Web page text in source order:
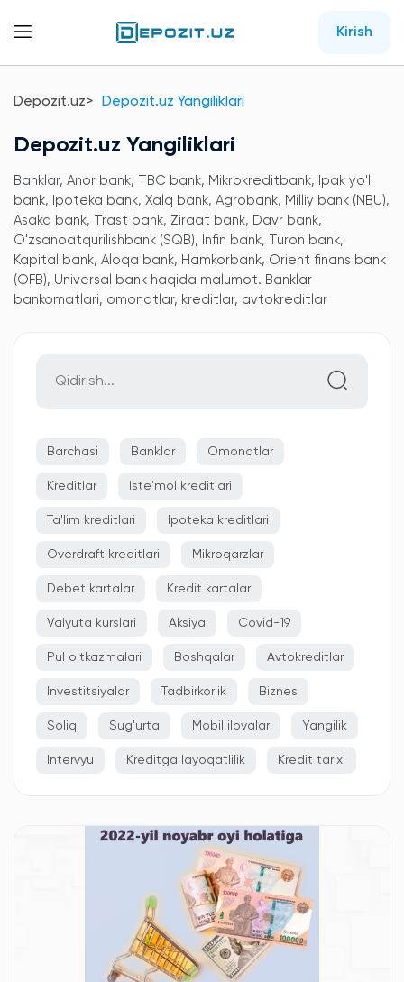
Kirish
Depozit.uz Depozit.uz Yangiliklari
Depozit.uz Yangiliklari
Banklar, Anor bank, TBC bank, Mikrokreditbank, Ipak yo'li
bank, Ipoteka bank, Xalq bank, Agrobank, Milliy bank (NBU),
Asaka bank, Trast bank, Ziraat bank, Davr bank,
O'zsanoatqurilishbank (SQB), Infin bank, Turon bank,
Kapital bank, Aloqa bank, Hamkorbank, Orient finans bank
(OFB), Universal bank haqida malumot. Banklar
bankomatlari, omonatlar, kreditlar, avtokreditlar
Barchasi Banklar Omonatlar
Kreditlar Iste'mol kreditlari
Ta'lim kreditlari Ipoteka kreditlari
Overdraft kreditlari Mikroqarzlar
Debet kartalar Kredit kartalar
Valyuta kurslari Aksiya Covid-19
Pul o'tkazmalari Boshqalar Avtokreditlar
Investitsiyalar Tadbirkorlik Biznes
Soliq Sug'urta Mobil ilovalar Yangilik
Intervyu Kreditga layoqatlilik Kredit tarixi